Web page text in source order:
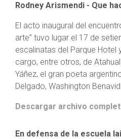
Rodney Arismendi - Que
El acto inaugural del
arte” tuvo lugar el 17 de
escalinatas del Parque Hotel
cargo, entre otros, de
Yáñez, el gran poeta
Delgado, Washington
Descargar archivo
En defensa de la escuela